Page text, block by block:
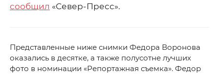
сообщил «Север-Пресс».
Представленные ниже снимки Федора Воронова
оказались в десятке, а также полусотне лучших
фото в номинации «Репортажная съемка». Федор